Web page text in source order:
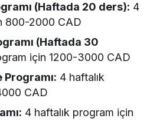
(Haftada 20 ders): 4
800-2000 CAD
(Haftada 30
için 1200-3000 CAD
4 haftalık
CAD
4 haftalık program için